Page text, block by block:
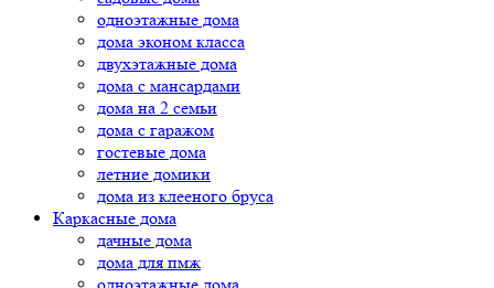
одноэтажные дома
дома эконом класса
двухэтажные дома
дома с мансардами
дома на 2 семьи
дома с гаражом
гостевые дома
летние домики
дома из клееного бруса
Каркасные дома
дачные дома
дома для пмж